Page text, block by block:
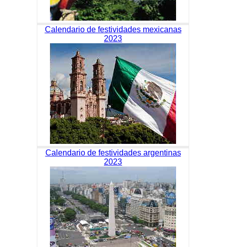
Calendario de festividades mexicanas
2023
Calendario de festividades argentinas
2023